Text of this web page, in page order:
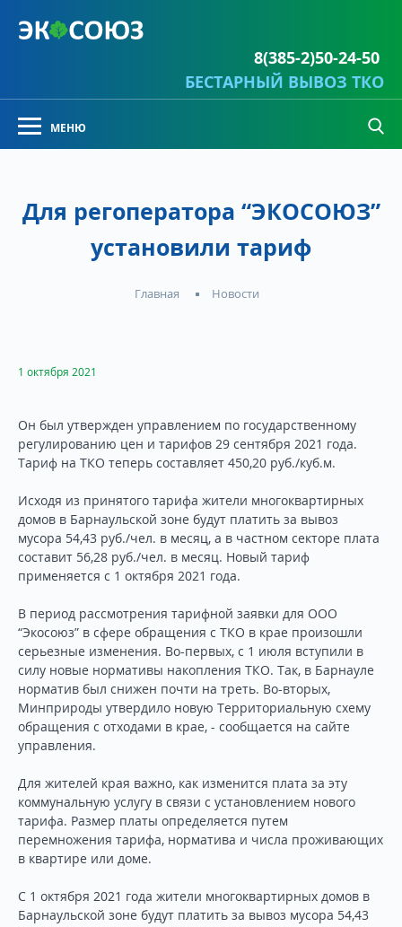
8(385-2)50-24-50
БЕСТАРНЫЙ ВЫВОЗ ТКО
Для регоператора “ЭКОСОЮЗ”
установили тариф
Главная Новости
1 октября 2021
Он был утвержден управлением по государственному
регулированию цен и тарифов 29 сентября 2021 года.
Тариф на ТКО теперь составляет 450,20 руб./куб.м.
Исходя из принятого тарифа жители многоквартирных
домов в Барнаульской зоне будут платить за вывоз
мусора 54,43 руб./чел. в месяц, а в частном секторе плата
составит 56,28 руб./чел. в месяц. Новый тариф
применяется с 1 октября 2021 года.
В период рассмотрения тарифной заявки для ООО
“Экосоюз” в сфере обращения с ТКО в крае произошли
серьезные изменения. Во-первых, с 1 июля вступили в
силу новые нормативы накопления ТКО. Так, в Барнауле
норматив был снижен почти на треть. Во-вторых,
Минприроды утвердило новую Территориальную схему
обращения с отходами в крае, - сообщается на сайте
управления.
Для жителей края важно, как изменится плата за эту
коммунальную услугу в связи с установлением нового
тарифа. Размер платы определяется путем
перемножения тарифа, норматива и числа проживающих
в квартире или доме.
С 1 октября 2021 года жители многоквартирных домов в
Барнаульской зоне будут платить за вывоз мусора 54,43